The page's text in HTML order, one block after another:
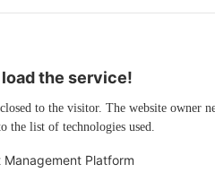
the service!
to the visitor. The website owner
the list of technologies used.
Platform